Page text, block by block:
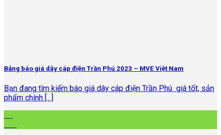
Bảng báo giá dây cáp điện Trần Phú 2023 – MVE Việt Nam
Bạn đang tìm kiếm báo giá dây cáp điện Trần Phú giá tốt, sản
phẩm chính [...]